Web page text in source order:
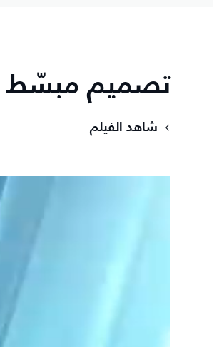
تصميم مبسّط
شاهد الفيلم